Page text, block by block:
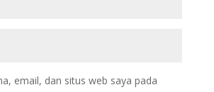
email, dan situs web saya pada